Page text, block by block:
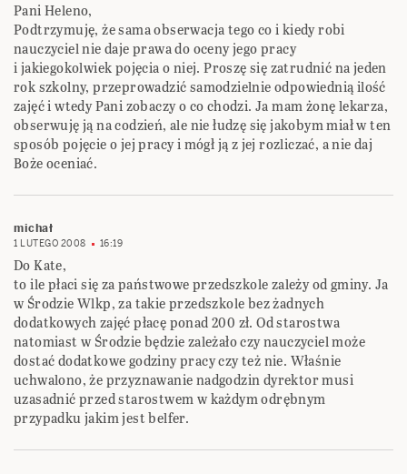
Pani Heleno,
Podtrzymuję, że sama obserwacja tego co i kiedy robi
nauczyciel nie daje prawa do oceny jego pracy
i jakiegokolwiek pojęcia o niej. Proszę się zatrudnić na jeden
rok szkolny, przeprowadzić samodzielnie odpowiednią ilość
zajęć i wtedy Pani zobaczy o co chodzi. Ja mam żonę lekarza,
obserwuję ją na codzień, ale nie łudzę się jakobym miał w ten
sposób pojęcie o jej pracy i mógł ją z jej rozliczać, a nie daj
Boże oceniać.
michał
1 LUTEGO 2008 16:19
Do Kate,
to ile płaci się za państwowe przedszkole zależy od gminy. Ja
w Środzie Wlkp, za takie przedszkole bez żadnych
dodatkowych zajęć płacę ponad 200 zł. Od starostwa
natomiast w Środzie będzie zależało czy nauczyciel może
dostać dodatkowe godziny pracy czy też nie. Właśnie
uchwalono, że przyznawanie nadgodzin dyrektor musi
uzasadnić przed starostwem w każdym odrębnym
przypadku jakim jest belfer.